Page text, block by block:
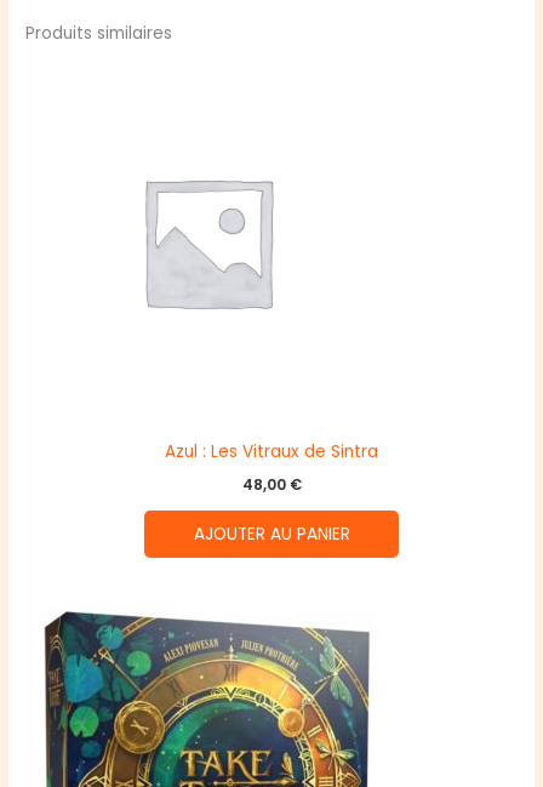
Produits similaires
Azul : Les Vitraux de Sintra
48,00 €
AJOUTER AU PANIER